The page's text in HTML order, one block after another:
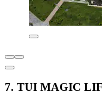
7. TUI MAGIC